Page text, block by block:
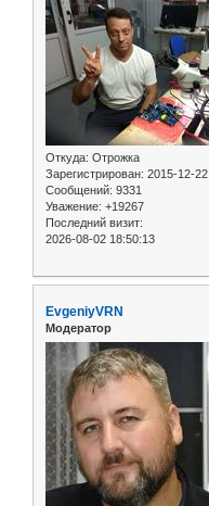
Откуда: Отрожка
Зарегистрирован: 2015-12-22
Сообщений: 9331
Уважение: +19267
Последний визит:
2026-08-02 18:50:13
EvgeniyVRN
Модератор